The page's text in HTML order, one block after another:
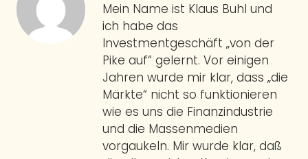
Mein Name ist Klaus Buhl und
ich habe das
Investmentgeschäft „von der
Pike auf“ gelernt. Vor einigen
Jahren wurde mir klar, dass „die
Märkte“ nicht so funktionieren
wie es uns die Finanzindustrie
und die Massenmedien
vorgaukeln. Mir wurde klar, daß